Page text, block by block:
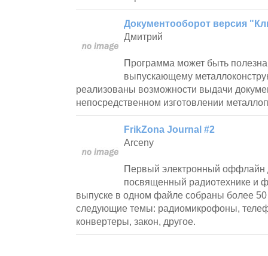
Документооборот версия
Дмитрий
Программа может быть
выпускающему
реализованы возможности выдачи
непосредственном изготовлении
FrikZona Journal #2
Arceny
Первый электронный оффлайн
посвященный радиотехнике и
выпуске в одном файле собраны более 50
следующие темы: радиомикрофоны,
конвертеры, закон, другое.